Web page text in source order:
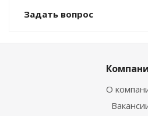
Задать вопрос
О